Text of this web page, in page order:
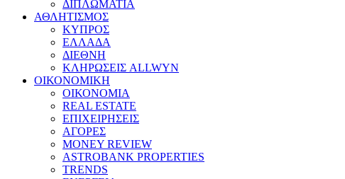
ΔΙΠΛΩΜΑΤΙΑ
ΑΘΛΗΤΙΣΜΟΣ
ΚΥΠΡΟΣ
ΕΛΛΑΔΑ
ΔΙΕΘΝΗ
ΚΛΗΡΩΣΕΙΣ ALLWYN
ΟΙΚΟΝΟΜΙΚΗ
ΟΙΚΟΝΟΜΙΑ
REAL ESTATE
ΕΠΙΧΕΙΡΗΣΕΙΣ
ΑΓΟΡΕΣ
MONEY REVIEW
ASTROBANK PROPERTIES
TRENDS